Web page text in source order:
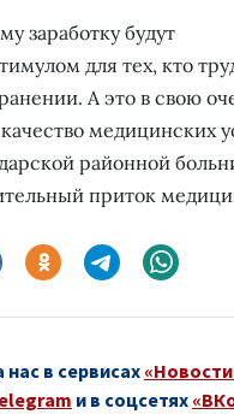
заработку будут
для тех, кто
А это в свою
медицинских
районной
приток
в сервисах
и в соцсетях